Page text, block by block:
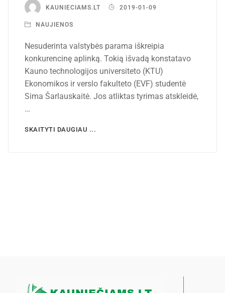
KAUNIECIAMS.LT 2019-01-09
NAUJIENOS
Nesuderinta valstybės parama iškreipia
konkurencinę aplinką. Tokią išvadą konstatavo
Kauno technologijos universiteto (KTU)
Ekonomikos ir verslo fakulteto (EVF) studentė
Sima Šarlauskaitė. Jos atliktas tyrimas atskleidė,
…
SKAITYTI DAUGIAU ...